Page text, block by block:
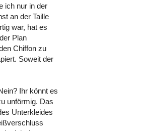
ich nur in der
an der Taille
war, hat es
Plan
Chiffon zu
Soweit der
Ihr könnt es
unförmig. Das
Unterkleides